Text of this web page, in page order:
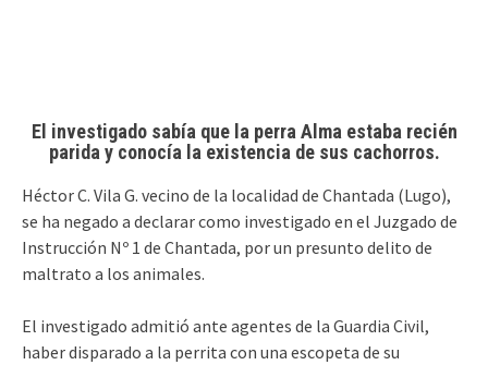
El investigado sabía que la perra Alma estaba recién
parida y conocía la existencia de sus cachorros.
Héctor C. Vila G. vecino de la localidad de Chantada (Lugo),
se ha negado a declarar como investigado en el Juzgado de
Instrucción Nº 1 de Chantada, por un presunto delito de
maltrato a los animales.
El investigado admitió ante agentes de la Guardia Civil,
haber disparado a la perrita con una escopeta de su